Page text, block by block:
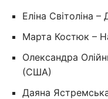
Еліна Світоліна –
Марта Костюк –
Олександра
(США)
Даяна